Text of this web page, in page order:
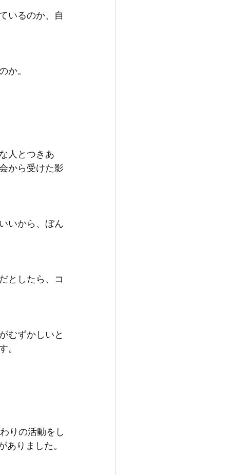
いるのか、自
。
人とつきあ
から受けた影
いから、ぼん
としたら、コ
むずかしいと
りの活動をし
りました。